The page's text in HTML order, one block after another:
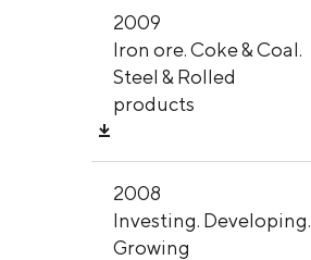
2009
Iron ore. Coke & Coal.
Steel & Rolled
products
2008
Investing. Developing.
Growing